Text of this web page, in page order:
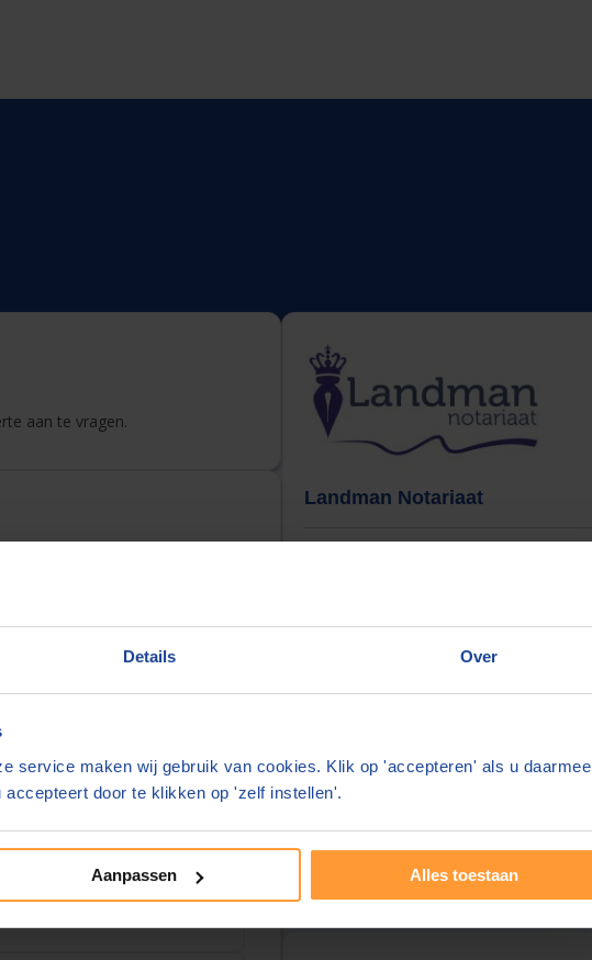
Details Over
service maken wij gebruik van cookies. Klik op 'accepteren' als u daarmee
door te klikken op 'zelf instellen'.
Aanpassen Alles toestaan
Landman Notariaat
Klantbeoordeling:Plaats:
Eenvoudig offertes in uw mailbox
Altijd scherp geprijsd
Zorgvuldig geselecteerde notarissen
aan te vragen.